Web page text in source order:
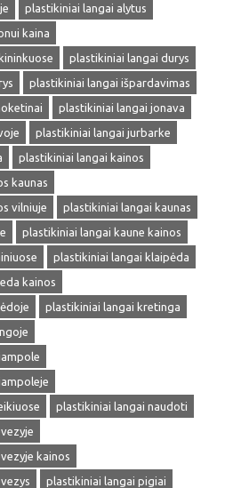
plastikiniai langai alytus
kaina
plastikiniai langai durys
plastikiniai langai išpardavimas
plastikiniai langai jonava
plastikiniai langai jurbarke
plastikiniai langai kainos
kaunas
vilniuje
plastikiniai langai kaunas
plastikiniai langai kaune kainos
plastikiniai langai klaipėda
kainos
plastikiniai langai kretinga
plastikiniai langai naudoti
kainos
plastikiniai langai pigiai